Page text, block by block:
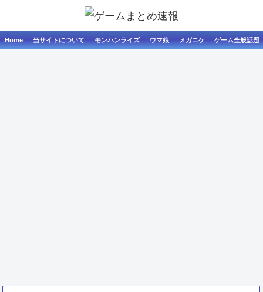
Home 当サイトについて モンハンライズ ウマ娘 メガニケ ゲーム全般話題